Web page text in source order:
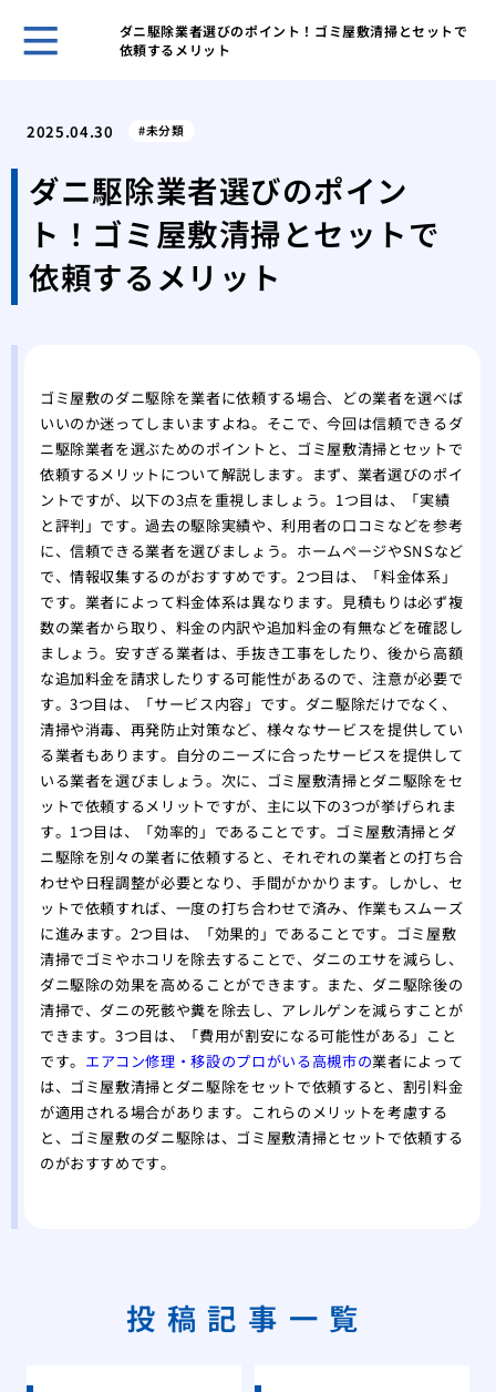
ダニ駆除業者選びのポイント！ゴミ屋敷清掃とセットで
依頼するメリット
践
2025.04.30 未分類
ダニ駆除業者選びのポイン
ト！ゴミ屋敷清掃とセットで
依頼するメリット
ゴミ屋敷のダニ駆除を業者に依頼する場合、どの業者を選べば
いいのか迷ってしまいますよね。そこで、今回は信頼できるダ
ニ駆除業者を選ぶためのポイントと、ゴミ屋敷清掃とセットで
依頼するメリットについて解説します。まず、業者選びのポイ
ントですが、以下の3点を重視しましょう。1つ目は、「実績
と評判」です。過去の駆除実績や、利用者の口コミなどを参考
に、信頼できる業者を選びましょう。ホームページやSNSなど
で、情報収集するのがおすすめです。2つ目は、「料金体系」
です。業者によって料金体系は異なります。見積もりは必ず複
数の業者から取り、料金の内訳や追加料金の有無などを確認し
ましょう。安すぎる業者は、手抜き工事をしたり、後から高額
な追加料金を請求したりする可能性があるので、注意が必要で
す。3つ目は、「サービス内容」です。ダニ駆除だけでなく、
清掃や消毒、再発防止対策など、様々なサービスを提供してい
る業者もあります。自分のニーズに合ったサービスを提供して
いる業者を選びましょう。次に、ゴミ屋敷清掃とダニ駆除をセ
ットで依頼するメリットですが、主に以下の3つが挙げられま
す。1つ目は、「効率的」であることです。ゴミ屋敷清掃とダ
ニ駆除を別々の業者に依頼すると、それぞれの業者との打ち合
わせや日程調整が必要となり、手間がかかります。しかし、セ
ットで依頼すれば、一度の打ち合わせで済み、作業もスムーズ
に進みます。2つ目は、「効果的」であることです。ゴミ屋敷
清掃でゴミやホコリを除去することで、ダニのエサを減らし、
ダニ駆除の効果を高めることができます。また、ダニ駆除後の
清掃で、ダニの死骸や糞を除去し、アレルゲンを減らすことが
できます。3つ目は、「費用が割安になる可能性がある」こと
です。 エアコン修理・移設のプロがいる高槻市の業者によって
は、ゴミ屋敷清掃とダニ駆除をセットで依頼すると、割引料金
が適用される場合があります。これらのメリットを考慮する
と、ゴミ屋敷のダニ駆除は、ゴミ屋敷清掃とセットで依頼する
のがおすすめです。
投稿記事一覧